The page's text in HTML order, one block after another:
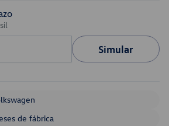
Simular
de fábrica